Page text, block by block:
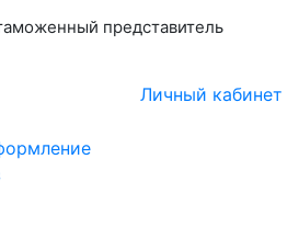
представитель
Личный кабинет